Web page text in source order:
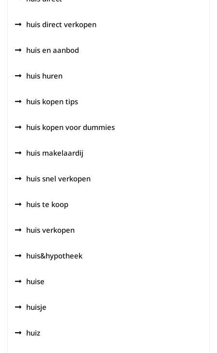
huis direct verkopen
huis en aanbod
huis huren
huis kopen tips
huis kopen voor dummies
huis makelaardij
huis snel verkopen
huis te koop
huis verkopen
huis&hypotheek
huise
huisje
huiz